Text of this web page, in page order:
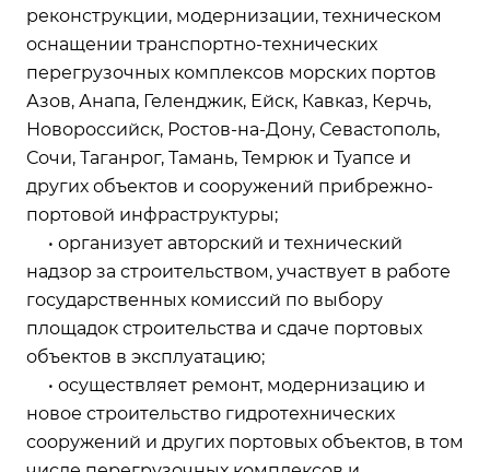
реконструкции, модернизации, техническом
оснащении транспортно-технических
перегрузочных комплексов морских портов
Азов, Анапа, Геленджик, Ейск, Кавказ, Керчь,
Новороссийск, Ростов-на-Дону, Севастополь,
Сочи, Таганрог, Тамань, Темрюк и Туапсе и
других объектов и сооружений прибрежно-
портовой инфраструктуры;
• организует авторский и технический
надзор за строительством, участвует в работе
государственных комиссий по выбору
площадок строительства и сдаче портовых
объектов в эксплуатацию;
• осуществляет ремонт, модернизацию и
новое строительство гидротехнических
сооружений и других портовых объектов, в том